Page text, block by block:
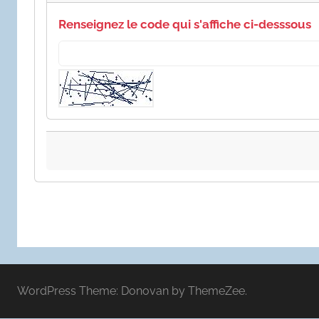
Renseignez le code qui s'affiche ci-desssous
WordPress Theme: Donovan by ThemeZee.